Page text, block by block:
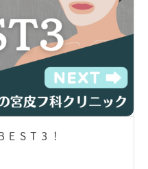
ＳＴ３！